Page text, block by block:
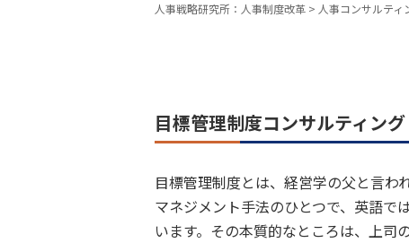
人事戦略研究所：人事制度改革 > 人事コンサルティ
目標管理制度コンサルティング
目標管理制度とは、経営学の父と言わ
マネジメント手法のひとつで、英語
います。その本質的なところは、上司